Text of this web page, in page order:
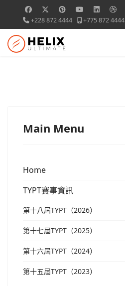
+228 872 4444 +775 872 4444
Main Menu
Home
TYPT賽事資訊
第十八屆TYPT（2026）
第十七屆TYPT（2025）
第十六屆TYPT（2024）
第十五屆TYPT（2023）